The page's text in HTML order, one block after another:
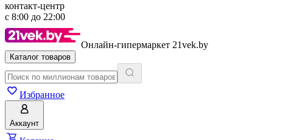
контакт-центр
с 8:00 до 22:00
Онлайн-гипермаркет 21vek.by
Каталог товаров
Избранное
Аккаунт